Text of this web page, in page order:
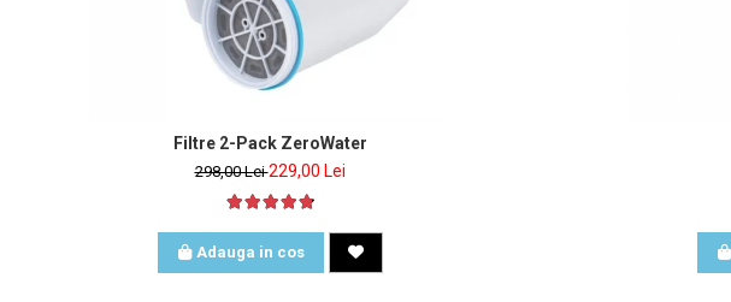
Filtre 2-Pack ZeroWater
298,00 Lei229,00 Lei
Adauga in cos